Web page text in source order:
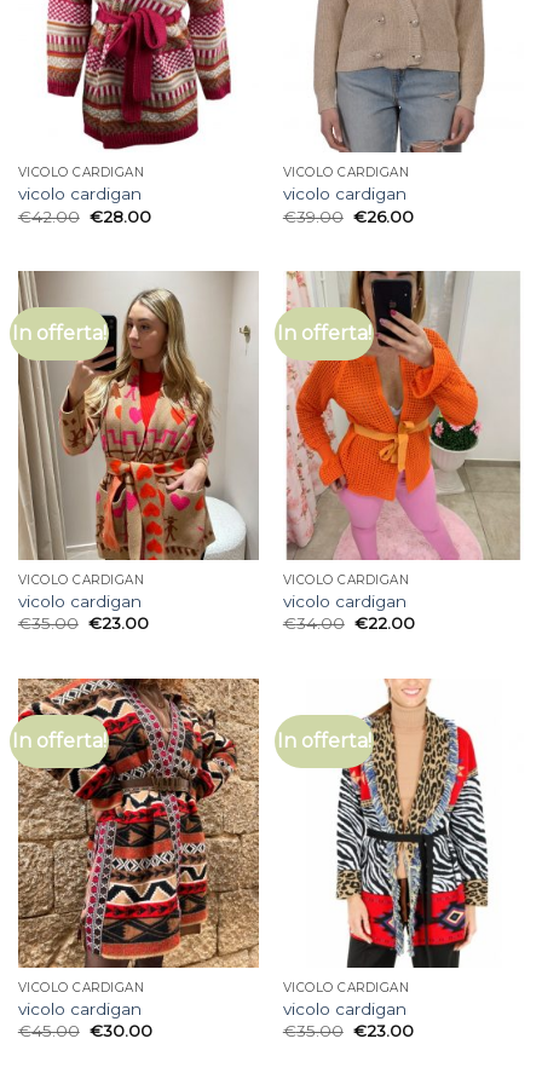
VICOLO CARDIGAN
vicolo cardigan
€42.00 €28.00
VICOLO CARDIGAN
vicolo cardigan
€39.00 €26.00
In offerta!
VICOLO CARDIGAN
vicolo cardigan
€35.00 €23.00
In offerta!
VICOLO CARDIGAN
vicolo cardigan
€34.00 €22.00
In offerta!
VICOLO CARDIGAN
vicolo cardigan
€45.00 €30.00
In offerta!
VICOLO CARDIGAN
vicolo cardigan
€35.00 €23.00